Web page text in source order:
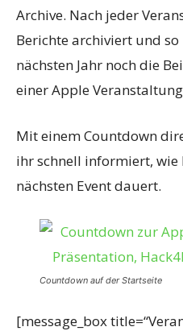
Archive. Nach jeder
Berichte archiviert und
nächsten Jahr noch die
einer Apple
Mit einem Countdown
ihr schnell informiert, wie
nächsten Event dauert.
Countdown auf der Startseite
[message_box